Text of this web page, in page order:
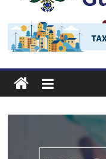
Guaratinguetá
Amarela na região da
Prefeitura